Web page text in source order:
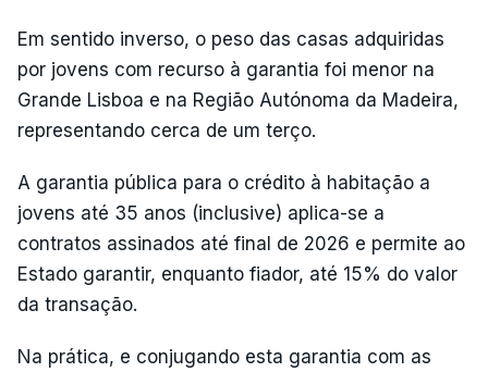
Em sentido inverso, o peso das casas adquiridas
por jovens com recurso à garantia foi menor na
Grande Lisboa e na Região Autónoma da Madeira,
representando cerca de um terço.
A garantia pública para o crédito à habitação a
jovens até 35 anos (inclusive) aplica-se a
contratos assinados até final de 2026 e permite ao
Estado garantir, enquanto fiador, até 15% do valor
da transação.
Na prática, e conjugando esta garantia com as